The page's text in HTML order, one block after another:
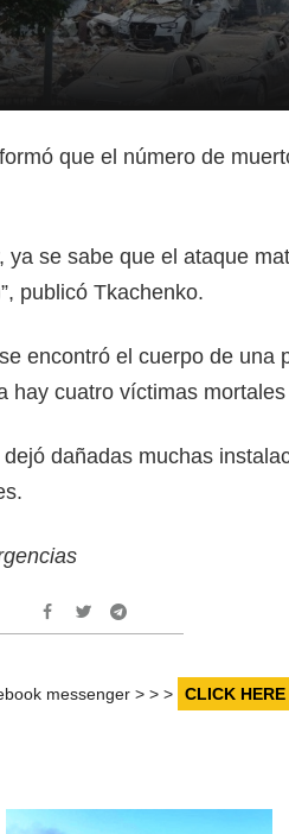
que el número de
ya se sabe que el ataque
publicó Tkachenko.
encontró el cuerpo de una
hay cuatro víctimas
dañadas muchas
messenger > > > CLICK